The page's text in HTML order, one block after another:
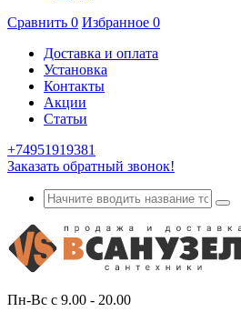
Сравнить 0 Избранное 0
Доставка и оплата
Установка
Контакты
Акции
Статьи
+74951919381
Заказать обратный звонок!
Пн-Вс с 9.00 - 20.00